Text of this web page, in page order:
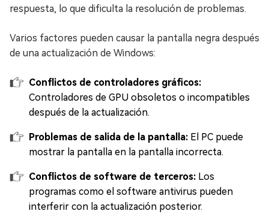
respuesta, lo que dificulta la resolución de problemas.
Varios factores pueden causar la pantalla negra después
de una actualización de Windows:
Conflictos de controladores gráficos:
Controladores de GPU obsoletos o incompatibles
después de la actualización.
Problemas de salida de la pantalla: El PC puede
mostrar la pantalla en la pantalla incorrecta.
Conflictos de software de terceros: Los
programas como el software antivirus pueden
interferir con la actualización posterior.